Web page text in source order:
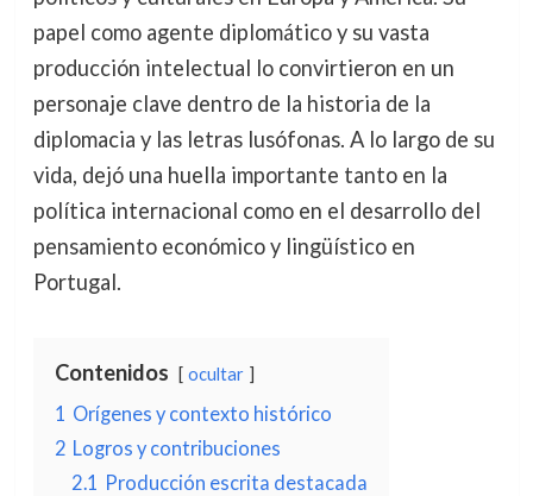
papel como agente diplomático y su vasta
producción intelectual lo convirtieron en un
personaje clave dentro de la historia de la
diplomacia y las letras lusófonas. A lo largo de su
vida, dejó una huella importante tanto en la
política internacional como en el desarrollo del
pensamiento económico y lingüístico en
Portugal.
Contenidos ocultar
1 Orígenes y contexto histórico
2 Logros y contribuciones
2.1 Producción escrita destacada